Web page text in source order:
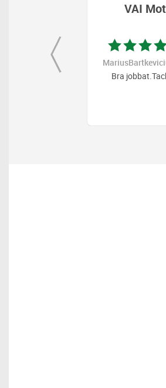
5/5 (21)
VAI
Bra